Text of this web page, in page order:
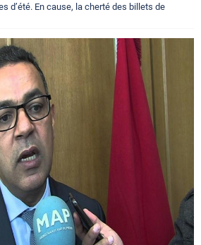
d’été. En cause, la cherté des billets de